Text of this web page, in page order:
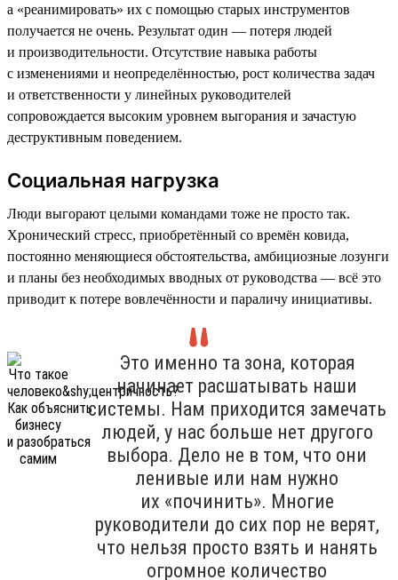
а «реанимировать» их с помощью старых инструментов
получается не очень. Результат один — потеря людей
и производительности. Отсутствие навыка работы
с изменениями и неопределённостью, рост количества задач
и ответственности у линейных руководителей
сопровождается высоким уровнем выгорания и зачастую
деструктивным поведением.
Социальная нагрузка
Люди выгорают целыми командами тоже не просто так.
Хронический стресс, приобретённый со времён ковида,
постоянно меняющиеся обстоятельства, амбициозные лозунги
и планы без необходимых вводных от руководства — всё это
приводит к потере вовлечённости и параличу инициативы.
Это именно та зона, которая
начинает расшатывать наши
системы. Нам приходится замечать
людей, у нас больше нет другого
выбора. Дело не в том, что они
ленивые или нам нужно
их «починить». Многие
руководители до сих пор не верят,
что нельзя просто взять и нанять
огромное количество